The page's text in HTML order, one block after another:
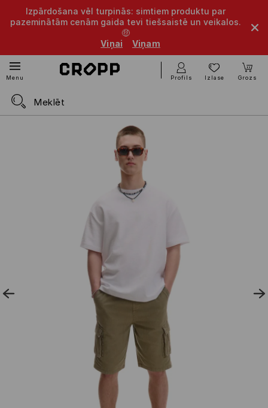
Izpārdošana vēl turpinās: simtiem produktu par
pazeminātām cenām gaida tevi tiešsaistē un veikalos.
🤑
Viņai
Viņam
Menu Profils Izlase Grozs